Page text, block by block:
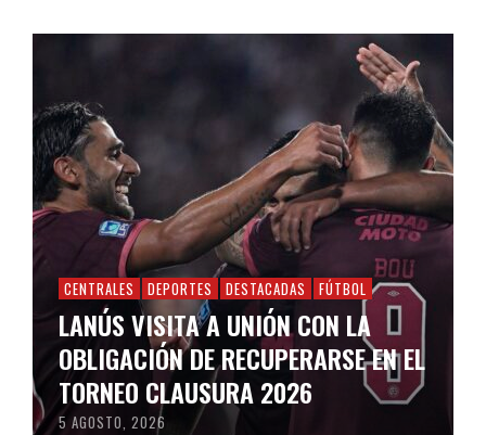
CENTRALES DEPORTES DESTACADAS FÚTBOL
LANÚS VISITA A UNIÓN CON LA
OBLIGACIÓN DE RECUPERARSE EN EL
TORNEO CLAUSURA 2026
5 AGOSTO, 2026